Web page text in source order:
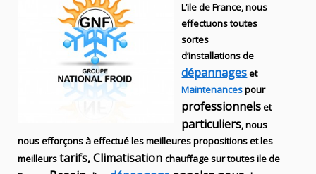
L’ile de France, nous
effectuons toutes
sortes
d’installationsde
dépannageset
Maintenancespour
professionnelset
particuliers, nous
nous efforçons à effectué les meilleures propositions et les
meilleurstarifs, Climatisationchauffage sur toutes ile de